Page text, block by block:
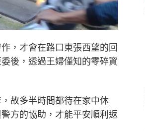
，才會在路口東張西望的回
後，透過王婦僅知的零碎資
故多半時間都待在家中休
方的協助，才能平安順利返